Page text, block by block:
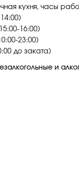
кухня, часы
16:00)
23:00)
до заката)
и